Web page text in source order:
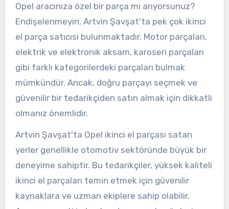
Opel aracınıza özel bir parça mı arıyorsunuz?
Endişelenmeyin, Artvin Şavşat'ta pek çok ikinci
el parça satıcısı bulunmaktadır. Motor parçaları,
elektrik ve elektronik aksam, karoseri parçaları
gibi farklı kategorilerdeki parçaları bulmak
mümkündür. Ancak, doğru parçayı seçmek ve
güvenilir bir tedarikçiden satın almak için dikkatli
olmanız önemlidir.
Artvin Şavşat'ta Opel ikinci el parçası satan
yerler genellikle otomotiv sektöründe büyük bir
deneyime sahiptir. Bu tedarikçiler, yüksek kaliteli
ikinci el parçaları temin etmek için güvenilir
kaynaklara ve uzman ekiplere sahip olabilir.